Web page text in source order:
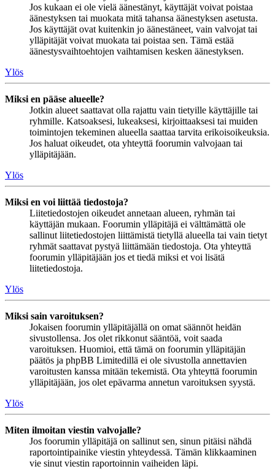
Jos kukaan ei ole vielä äänestänyt, käyttäjät voivat poistaa
äänestyksen tai muokata mitä tahansa äänestyksen asetusta.
Jos käyttäjät ovat kuitenkin jo äänestäneet, vain valvojat tai
ylläpitäjät voivat muokata tai poistaa sen. Tämä estää
äänestysvaihtoehtojen vaihtamisen kesken äänestyksen.
Ylös
Miksi en pääse alueelle?
Jotkin alueet saattavat olla rajattu vain tietyille käyttäjille tai
ryhmille. Katsoaksesi, lukeaksesi, kirjoittaaksesi tai muiden
toimintojen tekeminen alueella saattaa tarvita erikoisoikeuksia.
Jos haluat oikeudet, ota yhteyttä foorumin valvojaan tai
ylläpitäjään.
Ylös
Miksi en voi liittää tiedostoja?
Liitetiedostojen oikeudet annetaan alueen, ryhmän tai
käyttäjän mukaan. Foorumin ylläpitäjä ei välttämättä ole
sallinut liitetiedostojen liittämistä tietyllä alueella tai vain tietyt
ryhmät saattavat pystyä liittämään tiedostoja. Ota yhteyttä
foorumin ylläpitäjään jos et tiedä miksi et voi lisätä
liitetiedostoja.
Ylös
Miksi sain varoituksen?
Jokaisen foorumin ylläpitäjällä on omat säännöt heidän
sivustollensa. Jos olet rikkonut sääntöä, voit saada
varoituksen. Huomioi, että tämä on foorumin ylläpitäjän
päätös ja phpBB Limitedillä ei ole sivustolla annettavien
varoitusten kanssa mitään tekemistä. Ota yhteyttä foorumin
ylläpitäjään, jos olet epävarma annetun varoituksen syystä.
Ylös
Miten ilmoitan viestin valvojalle?
Jos foorumin ylläpitäjä on sallinut sen, sinun pitäisi nähdä
raportointipainike viestin yhteydessä. Tämän klikkaaminen
vie sinut viestin raportoinnin vaiheiden läpi.